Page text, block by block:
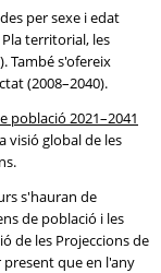
per sexe i edat
territorial, les
També s'ofereix
(2008–2040).
població 2021–2041
visió global de les
s'hauran de
de població i les
de les Projeccions de
que en l'any